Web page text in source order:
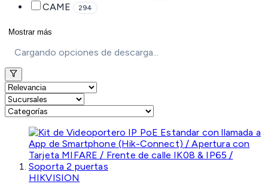
CAME 294
Mostrar más
Cargando opciones de descarga...
HIKVISION